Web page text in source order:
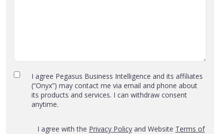
Privacy
Policy
Terms
I agree Pegasus Business Intelligence and its affiliates
(“Onyx”) may contact me via email and phone about
its products and services. I can withdraw consent
anytime.
‎I agree with the Privacy Policy and Website Terms of